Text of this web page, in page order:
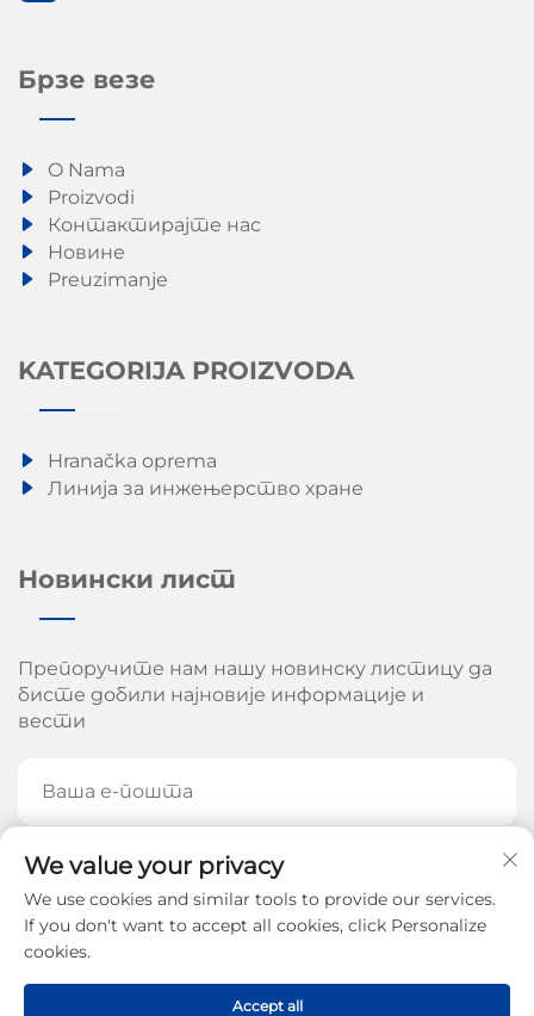
Брзе везе
O Nama
Proizvodi
Контактирајте нас
Новине
Preuzimanje
KATEGORIJA PROIZVODA
Hranačka oprema
Линија за инжењерство хране
Новински лист
Препоручите нам нашу новинску листицу да
бисте добили најновије информације и
вести
ПРЕПОРУЧИТЕ СЕ САДА
Ауторско право © 2026 од стране Цхинан Ароу
We value your privacy
We use cookies and similar tools to provide our services.
If you don't want to accept all cookies, click Personalize
cookies.
Accept all